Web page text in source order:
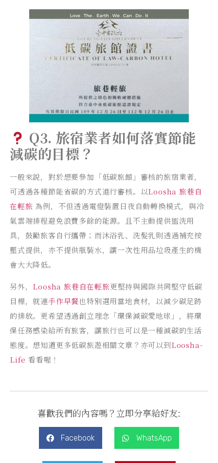
Q3. 旅宿業者如何落實節能
減碳的目標？
一般來說，對於想要參加「低碳旅館」審核的旅宿業者，
可透過各種節能省碳的方式進行審核。以Loosha 旅巷自
在輕旅 為例，不但透過電燈裝置日夜自動轉換模式，與冷
氣雲端排程避免浪費多餘的能源。且不主動提供盥洗用
具，鼓勵旅客自行攜帶；而沐浴乳、洗髮乳則透過補充按
壓式提供，亦不提供瓶裝水，讓一次性用品垃圾產生的機
會大大降低。
另外， Loosha 旅巷自在輕旅更堅持與國際共同堅守低碳
目標，就連手作早餐也特別選用當地食材，以減少碳足跡
的排放。更希望透過創立理念「環保減碳愛地球」，將環
保任務感染給所有旅客，讓旅行也可以是一種減碳的生活
態度。想知道更多低碳旅遊相關文章？亦可以到Loosha-
Life 看看喔！
喜歡我們的內容嗎？立即分享給好友:
Facebook WhatsApp